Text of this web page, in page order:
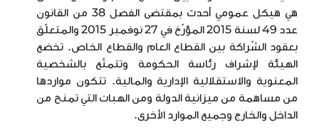
هي هيكل عمومي أحدث بمقتضى الفصل 38 من القانون
عدد 49 لسنة 2015 المؤرّخ في 27 نوفمبر 2015 والمتعلّق
بعقود الشّراكة بين القطاع العام والقطاع الخاص. تخضع
الهيئة لإشراف رئاسة الحكومة وتتمتّع بالشخصية
المعنوية والاستقلالية الإدارية والمالية. تتكون مواردها
من مساهمة من ميزانية الدولة ومن الهبات التي تمنح من
الداخل والخارج وجميع الموارد الأخرى.